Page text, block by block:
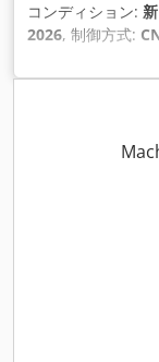
コンディション:
2026, 制御方式:
, コン
ァイバーレーザー,
, 鋼
100 mm
,
, ドア開口
CEマーキン
ルチェンジャー,